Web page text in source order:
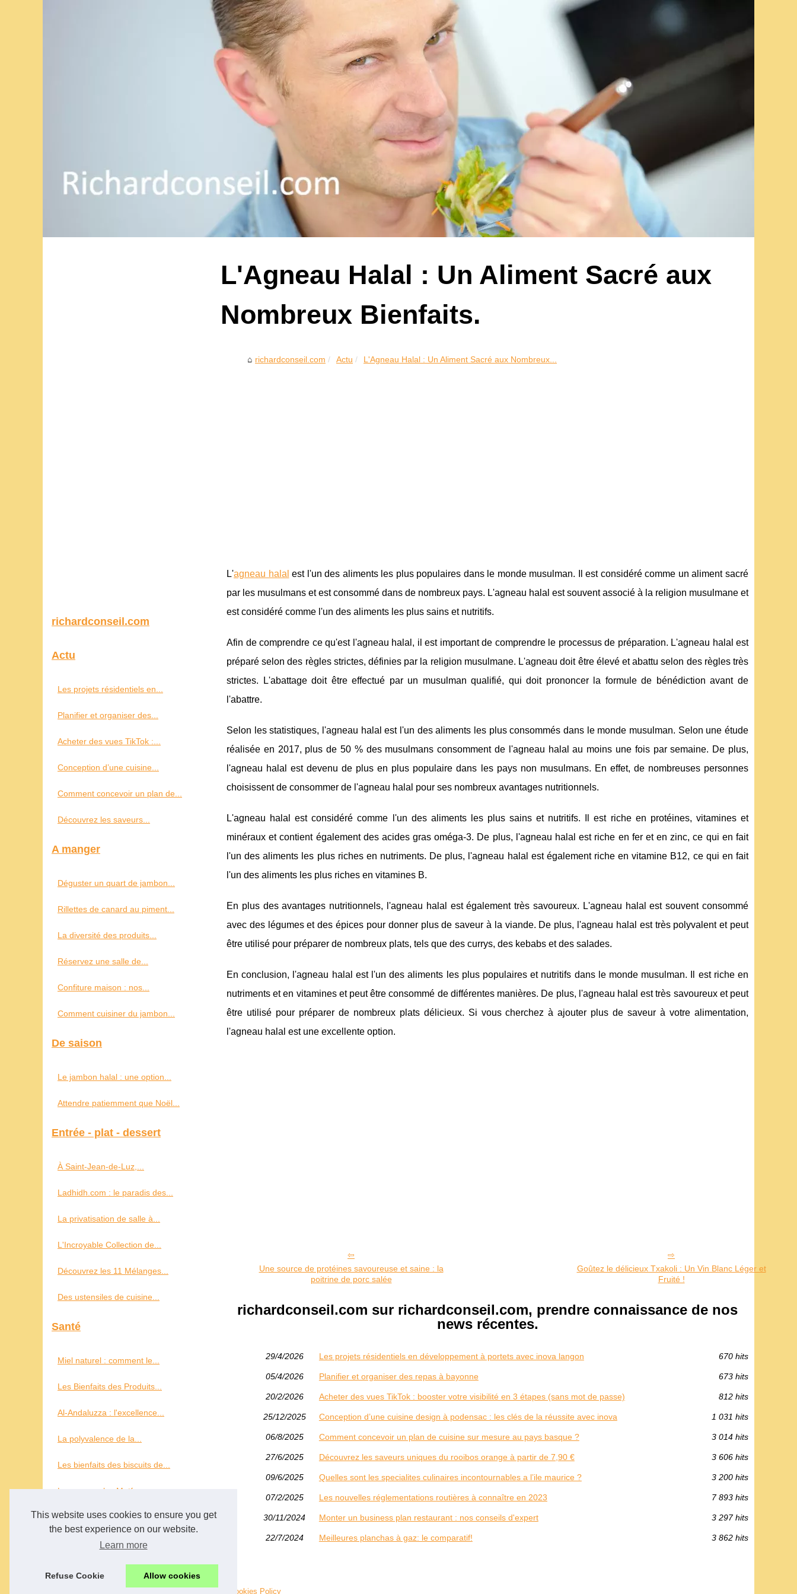
This website uses cookies to ensure you get
the best experience on our website.
Learn more
Refuse Cookie Allow cookies
L'Agneau Halal : Un Aliment Sacré aux
Nombreux Bienfaits.
richardconseil.com Actu L'Agneau Halal : Un Aliment Sacré aux Nombreux...
L'agneau halal est l'un des aliments les plus populaires dans le monde musulman. Il est considéré comme un aliment sacré
par les musulmans et est consommé dans de nombreux pays. L'agneau halal est souvent associé à la religion musulmane et
est considéré comme l'un des aliments les plus sains et nutritifs.
Afin de comprendre ce qu'est l'agneau halal, il est important de comprendre le processus de préparation. L'agneau halal est
préparé selon des règles strictes, définies par la religion musulmane. L'agneau doit être élevé et abattu selon des règles très
strictes. L'abattage doit être effectué par un musulman qualifié, qui doit prononcer la formule de bénédiction avant de
l'abattre.
Selon les statistiques, l'agneau halal est l'un des aliments les plus consommés dans le monde musulman. Selon une étude
réalisée en 2017, plus de 50 % des musulmans consomment de l'agneau halal au moins une fois par semaine. De plus,
l'agneau halal est devenu de plus en plus populaire dans les pays non musulmans. En effet, de nombreuses personnes
choisissent de consommer de l'agneau halal pour ses nombreux avantages nutritionnels.
L'agneau halal est considéré comme l'un des aliments les plus sains et nutritifs. Il est riche en protéines, vitamines et
minéraux et contient également des acides gras oméga-3. De plus, l'agneau halal est riche en fer et en zinc, ce qui en fait
l'un des aliments les plus riches en nutriments. De plus, l'agneau halal est également riche en vitamine B12, ce qui en fait
l'un des aliments les plus riches en vitamines B.
En plus des avantages nutritionnels, l'agneau halal est également très savoureux. L'agneau halal est souvent consommé
avec des légumes et des épices pour donner plus de saveur à la viande. De plus, l'agneau halal est très polyvalent et peut
être utilisé pour préparer de nombreux plats, tels que des currys, des kebabs et des salades.
En conclusion, l'agneau halal est l'un des aliments les plus populaires et nutritifs dans le monde musulman. Il est riche en
nutriments et en vitamines et peut être consommé de différentes manières. De plus, l'agneau halal est très savoureux et peut
être utilisé pour préparer de nombreux plats délicieux. Si vous cherchez à ajouter plus de saveur à votre alimentation,
l'agneau halal est une excellente option.
Une source de protéines savoureuse et saine : la
poitrine de porc salée
Goûtez le délicieux Txakoli : Un Vin Blanc Léger et
Fruité !
richardconseil.com sur richardconseil.com, prendre connaissance de nos
news récentes.
29/4/2026 Les projets résidentiels en développement à portets avec inova langon 670 hits
05/4/2026 Planifier et organiser des repas à bayonne 673 hits
20/2/2026 Acheter des vues TikTok : booster votre visibilité en 3 étapes (sans mot de passe) 812 hits
25/12/2025 Conception d’une cuisine design à podensac : les clés de la réussite avec inova 1 031 hits
06/8/2025 Comment concevoir un plan de cuisine sur mesure au pays basque ? 3 014 hits
27/6/2025 Découvrez les saveurs uniques du rooibos orange à partir de 7,90 € 3 606 hits
09/6/2025 Quelles sont les specialites culinaires incontournables a l’ile maurice ? 3 200 hits
07/2/2025 Les nouvelles réglementations routières à connaître en 2023 7 893 hits
30/11/2024 Monter un business plan restaurant​ : nos conseils d'expert 3 297 hits
22/7/2024 Meilleures planchas à gaz: le comparatif! 3 862 hits
richardconseil.com
Actu
Les projets résidentiels en...
Planifier et organiser des...
Acheter des vues TikTok :...
Conception d’une cuisine...
Comment concevoir un plan de...
Découvrez les saveurs...
A manger
Déguster un quart de jambon...
Rillettes de canard au piment...
La diversité des produits...
Réservez une salle de...
Confiture maison : nos...
Comment cuisiner du jambon...
De saison
Le jambon halal : une option...
Attendre patiemment que Noël...
Entrée - plat - dessert
À Saint‑Jean‑de‑Luz,...
Ladhidh.com : le paradis des...
La privatisation de salle à...
L'Incroyable Collection de...
Découvrez les 11 Mélanges...
Des ustensiles de cuisine...
Santé
Miel naturel : comment le...
Les Bienfaits des Produits...
Al-Andaluzza : l'excellence...
La polyvalence de la...
Les bienfaits des biscuits de...
Les casseroles Matfer...
Sur le pouce
Cookies Policy